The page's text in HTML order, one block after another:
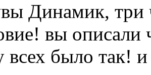
Динамик, три
вы описали
всех было так!